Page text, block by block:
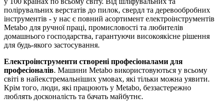
полірувальних верстатів до пилок, свердл та деревообробних
інструментів - у нас є повний асортимент електроінструментів
Metabo для ручної праці, промисловості та любителів
домашнього господарства, гарантуючи високоякісне рішення
для будь-якого застосування.
Електроінструменти створені професіоналами для
професіоналів. Машини Metabo використовуються у всьому
світі в найекстремальніших умовах, які тільки можна уявити.
Крім того, люди, які працюють у Metabo, беззастережно
люблять досконалість та бачать майбутнє.